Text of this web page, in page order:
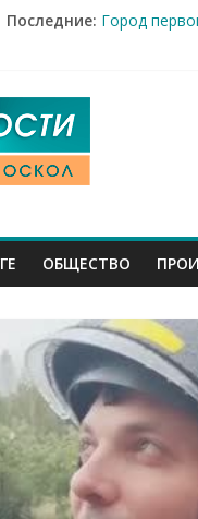
Последние: Город
Новости
14 мирных
ОБЩЕСТВО